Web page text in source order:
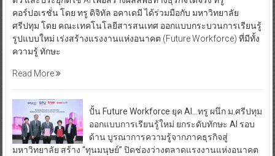
คอร์ปอเรชั่น โดย ทรู ดิจิทัล อคาเดมี ได้ร่วมมือกับ มหาวิทยาลัย
ศรีปทุม โดย คณะเทคโนโลยีสารสนเทศ ออกแบบกระบวนการเรียนรู้
รูปแบบใหม่ เร่งสร้างแรงงานแห่งอนาคต (Future Workforce) ที่มีทั้ง
ความรู้ ทักษะ
Read More
ปั้น Future Workforce ยุค AI…ทรู ผนึก ม.ศรีปทุม
ออกแบบการเรียนรู้ใหม่ ยกระดับทักษะ AI รอบ
ด้าน บูรณาการความรู้จากภาคธุรกิจสู่
มหาวิทยาลัย สร้าง “ทุนมนุษย์” ปิดช่องว่างตลาดแรงงานแห่งอนาคต